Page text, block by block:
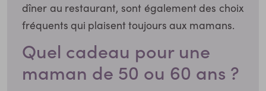
dîner au restaurant, sont également des choix
fréquents qui plaisent toujours aux mamans.
Quel cadeau pour une
maman de 50 ou 60 ans ?